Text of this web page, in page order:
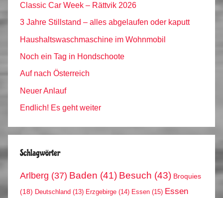
Classic Car Week – Rättvik 2026
3 Jahre Stillstand – alles abgelaufen oder kaputt
Haushaltswaschmaschine im Wohnmobil
Noch ein Tag in Hondschoote
Auf nach Österreich
Neuer Anlauf
Endlich! Es geht weiter
Schlagwörter
Arlberg (37) Baden (41) Besuch (43) Broquies
(18) Deutschland (13) Erzgebirge (14) Essen (15) Essen